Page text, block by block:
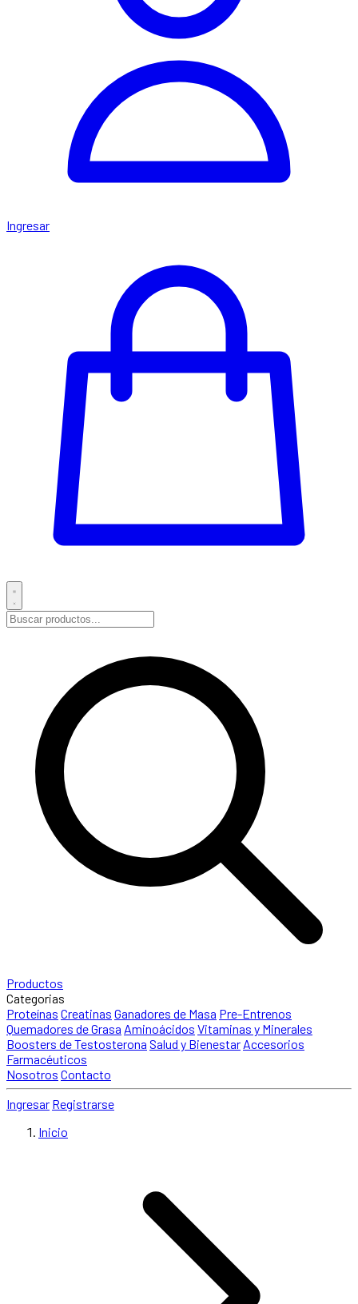
Ingresar
Productos
Categorias
Proteínas Creatinas Ganadores de Masa Pre-Entrenos
Quemadores de Grasa Aminoácidos Vitaminas y Minerales
Boosters de Testosterona Salud y Bienestar Accesorios
Farmacéuticos
Nosotros Contacto
Ingresar Registrarse
Inicio